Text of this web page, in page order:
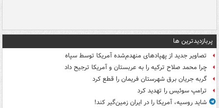
پربازدیدترین ها
تصاویر جدید از پهپادهای منهدم‌شده آمریکا توسط سپاه
چرا محمد صلاح ترکیه را به عربستان و آمریکا ترجیح داد
گربه جریان برق شهرستان فریمان را قطع کرد
ترامپ سوئیس را تهدید کرد
شاید روسیه، آمریکا را در ایران زمین‌گیر کند!